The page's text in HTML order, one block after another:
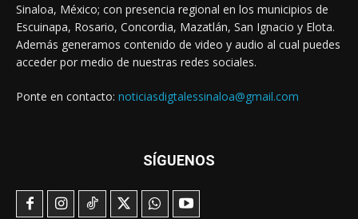
Sinaloa, México; con presencia regional en los municipios de
Escuinapa, Rosario, Concordia, Mazatlán, San Ignacio y Elota.
Además generamos contenido de video y audio al cual puedes
acceder por medio de nuestras redes sociales.
Ponte en contacto: noticiasdigtalessinaloa@gmail.com
SÍGUENOS